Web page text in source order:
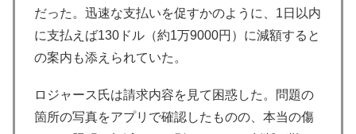
だった。迅速な支払いを促すかのように、1日以内
に支払えば130ドル（約1万9000円）に減額すると
の案内も添えられていた。
ロジャース氏は請求内容を見て困惑した。問題の
箇所の写真をアプリで確認したものの、本当の傷